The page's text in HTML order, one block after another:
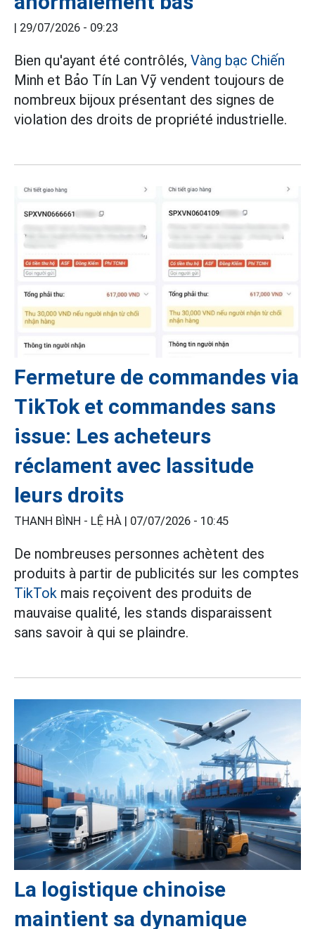
| 29/07/2026 - 09:23
Bien qu'ayant été contrôlés, Vàng bạc Chiến
Minh et Bảo Tín Lan Vỹ vendent toujours de
nombreux bijoux présentant des signes de
violation des droits de propriété industrielle.
Fermeture de commandes via
TikTok et commandes sans
issue: Les acheteurs
réclament avec lassitude
leurs droits
THANH BÌNH - LỆ HÀ | 07/07/2026 - 10:45
De nombreuses personnes achètent des
produits à partir de publicités sur les comptes
TikTok mais reçoivent des produits de
mauvaise qualité, les stands disparaissent
sans savoir à qui se plaindre.
La logistique chinoise
maintient sa dynamique